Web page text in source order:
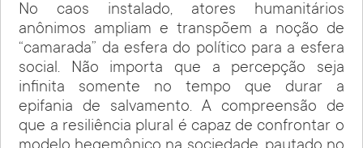
No caos instalado, atores humanitários
anônimos ampliam e transpõem a noção de
“camarada” da esfera do político para a esfera
social. Não importa que a percepção seja
infinita somente no tempo que durar a
epifania de salvamento. A compreensão de
que a resiliência plural é capaz de confrontar o